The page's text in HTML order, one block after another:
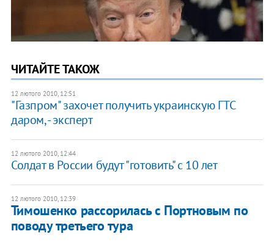
ЧИТАЙТЕ ТАКОЖ
12 лютого 2010, 12:51
"Газпром" захочет получить украинскую ГТС
даром, - эксперт
12 лютого 2010, 12:44
Солдат в России будут "готовить" с 10 лет
12 лютого 2010, 12:39
Тимошенко рассорилась с Портновым по
поводу третьего тура